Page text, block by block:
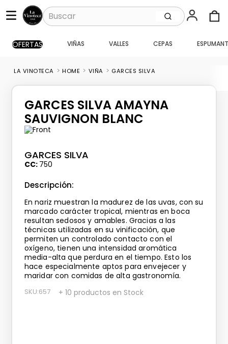
Buscar
OFERTAS VIÑAS VALLES CEPAS
HOME VIÑA GARCES SILVA
GARCES SILVA
CC 750
Descripción:
En nariz muestran la madurez de las uvas, con su
marcado carácter tropical, mientras en boca
resultan sedosos y amables. Gracias a las
técnicas utilizadas en su vinificación, que
permiten un controlado contacto con el
oxígeno, tienen una intensidad aromática
media-alta que perdura en el tiempo. Esto los
hace especialmente aptos para envejecer y
maridar con comidas de alta gastronomía.
SKU:657 + 10 productos en Stock
GARCES SILVA AMAYNA
SAUVIGNON BLANC
TÉRMINOS MÁS BUSCADOS
carmenere
santa ema
pisco
montes
bouchon
. reserva